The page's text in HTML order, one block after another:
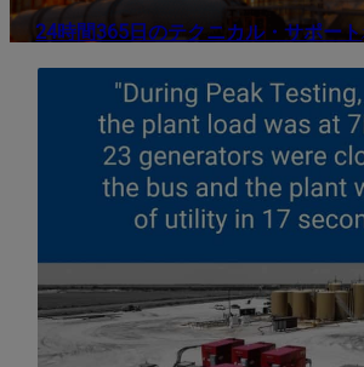
24時間365日のテクニカル・サポート